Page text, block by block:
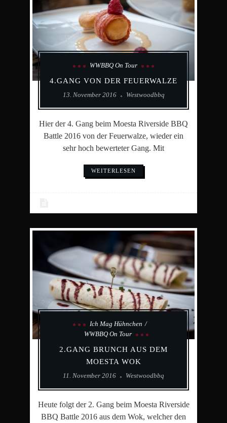
WWBBQ On Tour
4.GANG VON DER FEUERWALZE
13. November 2016 Westwoodbbq
Hier der 4. Gang beim Moesta Riverside BBQ
Battle 2016 von der Feuerwalze, wieder ein
sehr hoch bewerteter Gang. Mit
WEITERLESEN
Ich Mag Hühnchen
WWBBQ On Tour
2.GANG BRUNCH AUS DEM
MOESTA WOK
11. November 2016 Westwoodbbq
Heute folgt der 2. Gang beim Moesta Riverside
BBQ Battle 2016 aus dem Wok, welcher den